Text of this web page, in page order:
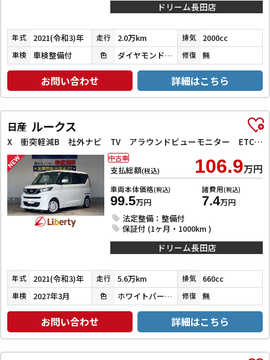
ドリーム長田店
年式 2021(令和3)年 走行 2.0万km 排気 2000cc
車検 車検整備付 色 ダイヤモンドブラックパール 修復 無
お問い合わせ 詳細はこちら
日産 ルークス
X 衝突軽減B 社外ナビ TV アラウンドビューモニター ETC 左パワースライドドア スマートキー プッシュスタート アイドリングストップ ステアリングスイッチ タッチパネルオートエアコン
支払総額(税込) 106.9万円
車両本体価格(税込)
99.5万円
諸費用(税込)
7.4万円
法定整備：整備付
保証付 (1ヶ月・1000km )
中古車
ドリーム長田店
年式 2021(令和3)年 走行 5.6万km 排気 660cc
車検 2027年3月 色 ホワイトパール３コートパール 修復 無
お問い合わせ 詳細はこちら